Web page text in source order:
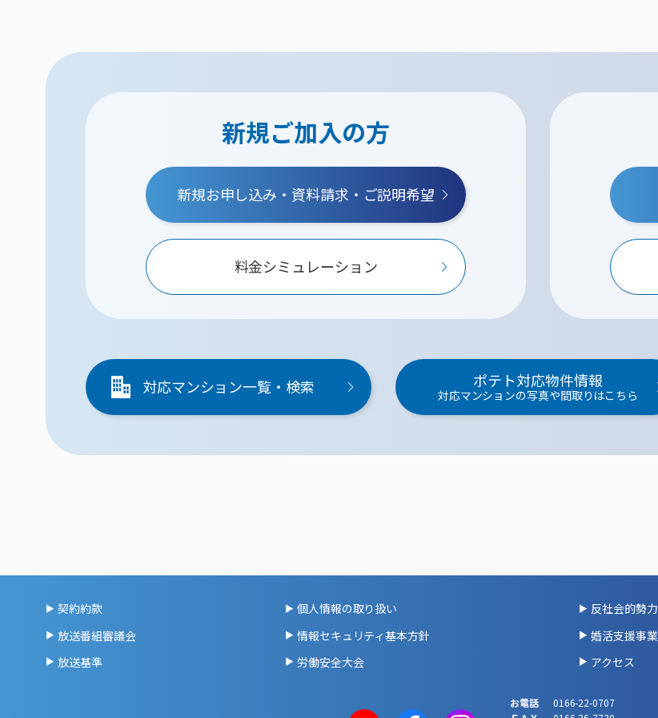
新規ご加入の方
新規お申し込み・資料請求・ご説明希望
料金シミュレーション
対応マンション一覧・検索 ポテト対応物件情報
対応マンションの写真や間取りはこちら
契約約款
放送番組審議会
放送基準
個人情報の取り扱い
情報セキュリティ基本方針
労働安全大会
反社会的勢
婚活支援事業
アクセス
お電話
0166-22-0707